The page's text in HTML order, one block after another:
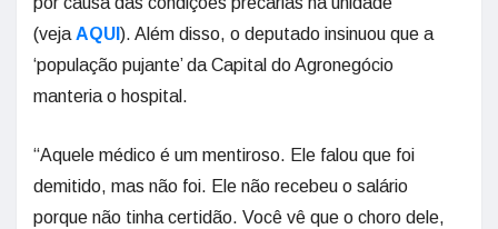
(veja AQUI ). Além disso, o deputado insinuou que a
‘população pujante’ da Capital do Agronegócio
manteria o hospital.
“Aquele médico é um mentiroso. Ele falou que foi
demitido, mas não foi. Ele não recebeu o salário
porque não tinha certidão. Você vê que o choro dele,